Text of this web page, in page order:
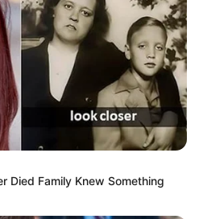
Died Family Knew Something